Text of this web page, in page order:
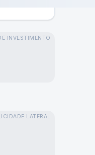
INVESTIMENTO
LATERAL